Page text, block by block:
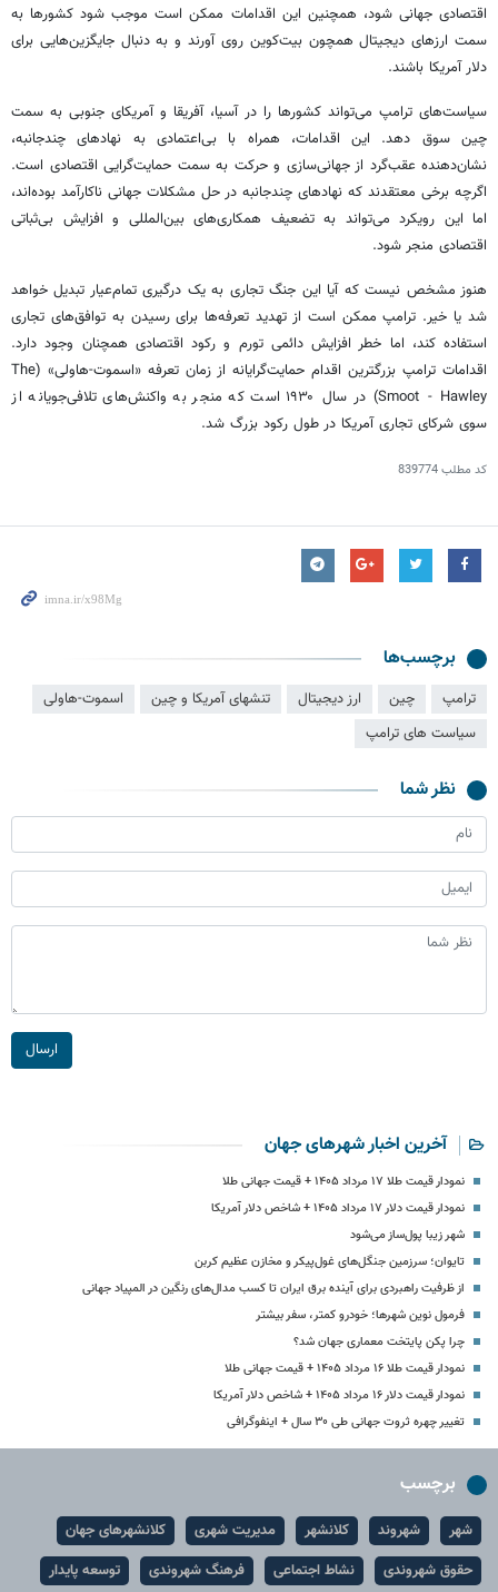
اقتصادی جهانی شود، همچنین این اقدامات ممکن است موجب شود کشورها به
سمت ارزهای دیجیتال همچون بیت‌کوین روی آورند و به دنبال جایگزین‌هایی برای
دلار آمریکا باشند.
سیاست‌های ترامپ می‌تواند کشورها را در آسیا، آفریقا و آمریکای جنوبی به سمت
چین سوق دهد. این اقدامات، همراه با بی‌اعتمادی به نهادهای چندجانبه،
نشان‌دهنده عقب‌گرد از جهانی‌سازی و حرکت به سمت حمایت‌گرایی اقتصادی است.
اگرچه برخی معتقدند که نهادهای چندجانبه در حل مشکلات جهانی ناکارآمد بوده‌اند،
اما این رویکرد می‌تواند به تضعیف همکاری‌های بین‌المللی و افزایش بی‌ثباتی
اقتصادی منجر شود.
هنوز مشخص نیست که آیا این جنگ تجاری به یک درگیری تمام‌عیار تبدیل خواهد
شد یا خیر. ترامپ ممکن است از تهدید تعرفه‌ها برای رسیدن به توافق‌های تجاری
استفاده کند، اما خطر افزایش دائمی تورم و رکود اقتصادی همچنان وجود دارد.
اقدامات ترامپ بزرگترین اقدام حمایت‌گرایانه
از زمان تعرفه «اسموت-هاولی» (The
Smoot - Hawley) در سال ۱۹۳۰ است که منجر به واکنش‌های تلافی‌جویانه از
سوی شرکای تجاری آمریکا در طول رکود بزرگ شد.
کد مطلب839774
برچسب‌ها
ترامپ چین ارز دیجیتال تنشهای آمریکا و چین
اسموت-هاولی
سیاست های ترامپ
نظر شما
ارسال
آخرین اخبار شهرهای جهان
نمودار قیمت طلا ۱۷ مرداد ۱۴۰۵ + قیمت جهانی طلا
نمودار قیمت دلار ۱۷ مرداد ۱۴۰۵ + شاخص دلار آمریکا
شهر زیبا پول‌ساز می‌شود
تایوان؛ سرزمین جنگل‌های غول‌پیکر و مخازن عظیم کربن
از ظرفیت راهبردی برای آینده برق ایران تا کسب مدال‌های رنگین در المپیاد جهانی
فرمول نوین شهرها؛ خودرو کمتر، سفر بیشتر
چرا پکن پایتخت معماری جهان شد؟
نمودار قیمت طلا ۱۶ مرداد ۱۴۰۵ + قیمت جهانی طلا
نمودار قیمت دلار ۱۶ مرداد ۱۴۰۵ + شاخص دلار آمریکا
تغییر چهره‌ ثروت جهانی طی ۳۰ سال + اینفوگرافی
برچسب
شهر شهروند کلانشهر مدیریت شهری
کلانشهرهای جهان
حقوق شهروندی
نشاط اجتماعی فرهنگ شهروندی توسعه پایدار